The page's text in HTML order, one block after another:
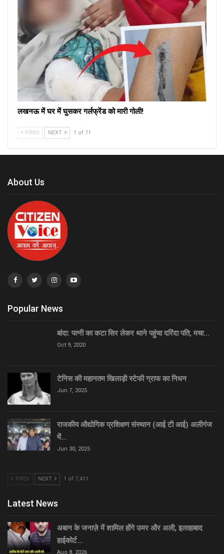
लखनऊ में घर में घुसकर गर्लफ्रेंड को मारी गोली!
PREV NEXT 1 of 71
About Us
Popular News
बांदा: पत्नी का कटा सिर लेकर थाने पहुंचा दरिंदा पति, मचा…
Oct 9, 2020
टेनिस की महानतम खिलाड़ी स्टेफी ग्राफ का निधन
Jun 7, 2025
राजकीय औद्योगिक प्रशिक्षण संस्थान (आई टी आई) अलीगंज
में…
Jun 30, 2025
PREV NEXT 1 of 7,411
Latest News
अबान के जनाज़े में शामिल होंगे उमर और अली, इलाहाबाद
हाईकोर्ट…
Aug 8, 2026